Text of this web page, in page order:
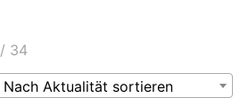
/ 34
Nach Aktualität sortieren